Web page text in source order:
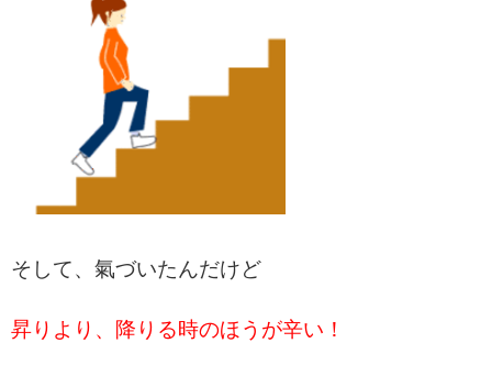
そして、氣づいたんだけど
昇りより、降りる時のほうが辛い！